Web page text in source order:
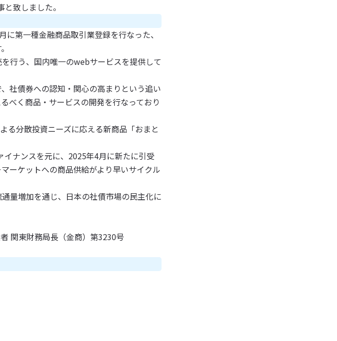
致しました。
第一種金融商品取引業登録を行なった、
行う、国内唯一のwebサービスを提供して
社債券への認知・関心の高まりという追い
べく商品・サービスの開発を行なっており
る分散投資ニーズに応える新商品「おまと
ナンスを元に、2025年4月に新たに引受
ーケットへの商品供給がより早いサイクル
量増加を通じ、日本の社債市場の民主化に
関東財務局長（金商）第3230号